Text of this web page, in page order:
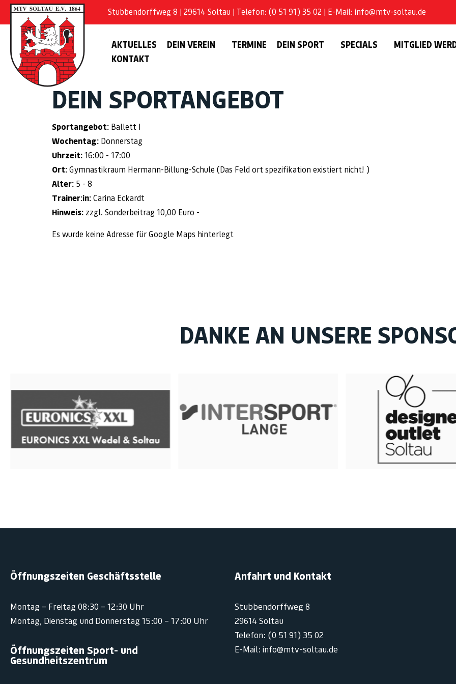
Stubbendorffweg 8 | 29614 Soltau | Telefon: (0 51 91) 35 02 | E-Mail: info@mtv-soltau.de
AKTUELLES DEIN VEREIN TERMINE DEIN SPORT SPECIALS
MITGLIED
KONTAKT
DEIN SPORTANGEBOT
Sportangebot: Ballett I
Wochentag: Donnerstag
Uhrzeit: 16:00 - 17:00
Ort: Gymnastikraum Hermann-Billung-Schule (Das Feld ort spezifikation existiert nicht! )
Alter: 5 - 8
Trainer:in: Carina Eckardt
Hinweis: zzgl. Sonderbeitrag 10,00 Euro -
Es wurde keine Adresse für Google Maps hinterlegt
DANKE AN UNSERE
Öffnungszeiten Geschäftsstelle
Montag – Freitag 08:30 – 12:30 Uhr
Montag, Dienstag und Donnerstag 15:00 – 17:00 Uhr
Öffnungszeiten Sport- und
Gesundheitszentrum
Anfahrt und Kontakt
Stubbendorffweg 8
29614 Soltau
Telefon: (0 51 91) 35 02
E-Mail: info@mtv-soltau.de